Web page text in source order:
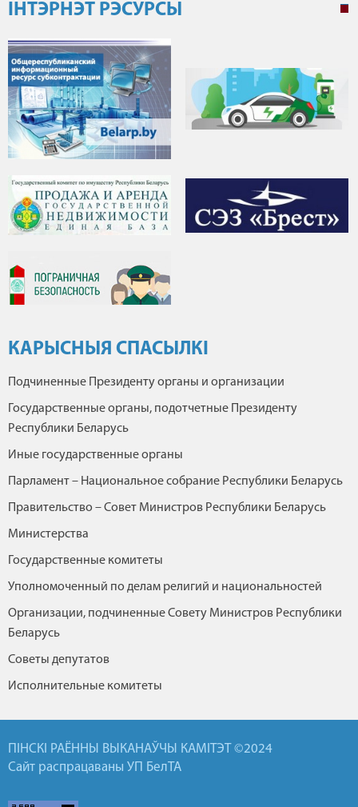
ІНТЭРНЭТ РЭСУРСЫ
КАРЫСНЫЯ СПАСЫЛКІ
Подчиненные Президенту органы и организации
Государственные органы, подотчетные Президенту
Республики Беларусь
Иные государственные органы
Парламент – Национальное собрание Республики Беларусь
Правительство – Совет Министров Республики Беларусь
Министерства
Государственные комитеты
Уполномоченный по делам религий и национальностей
Организации, подчиненные Совету Министров Республики
Беларусь
Советы депутатов
Исполнительные комитеты
ПІНСКІ РАЁННЫ ВЫКАНАЎЧЫ КАМІТЭТ ©2024
Сайт распрацаваны УП БелТА